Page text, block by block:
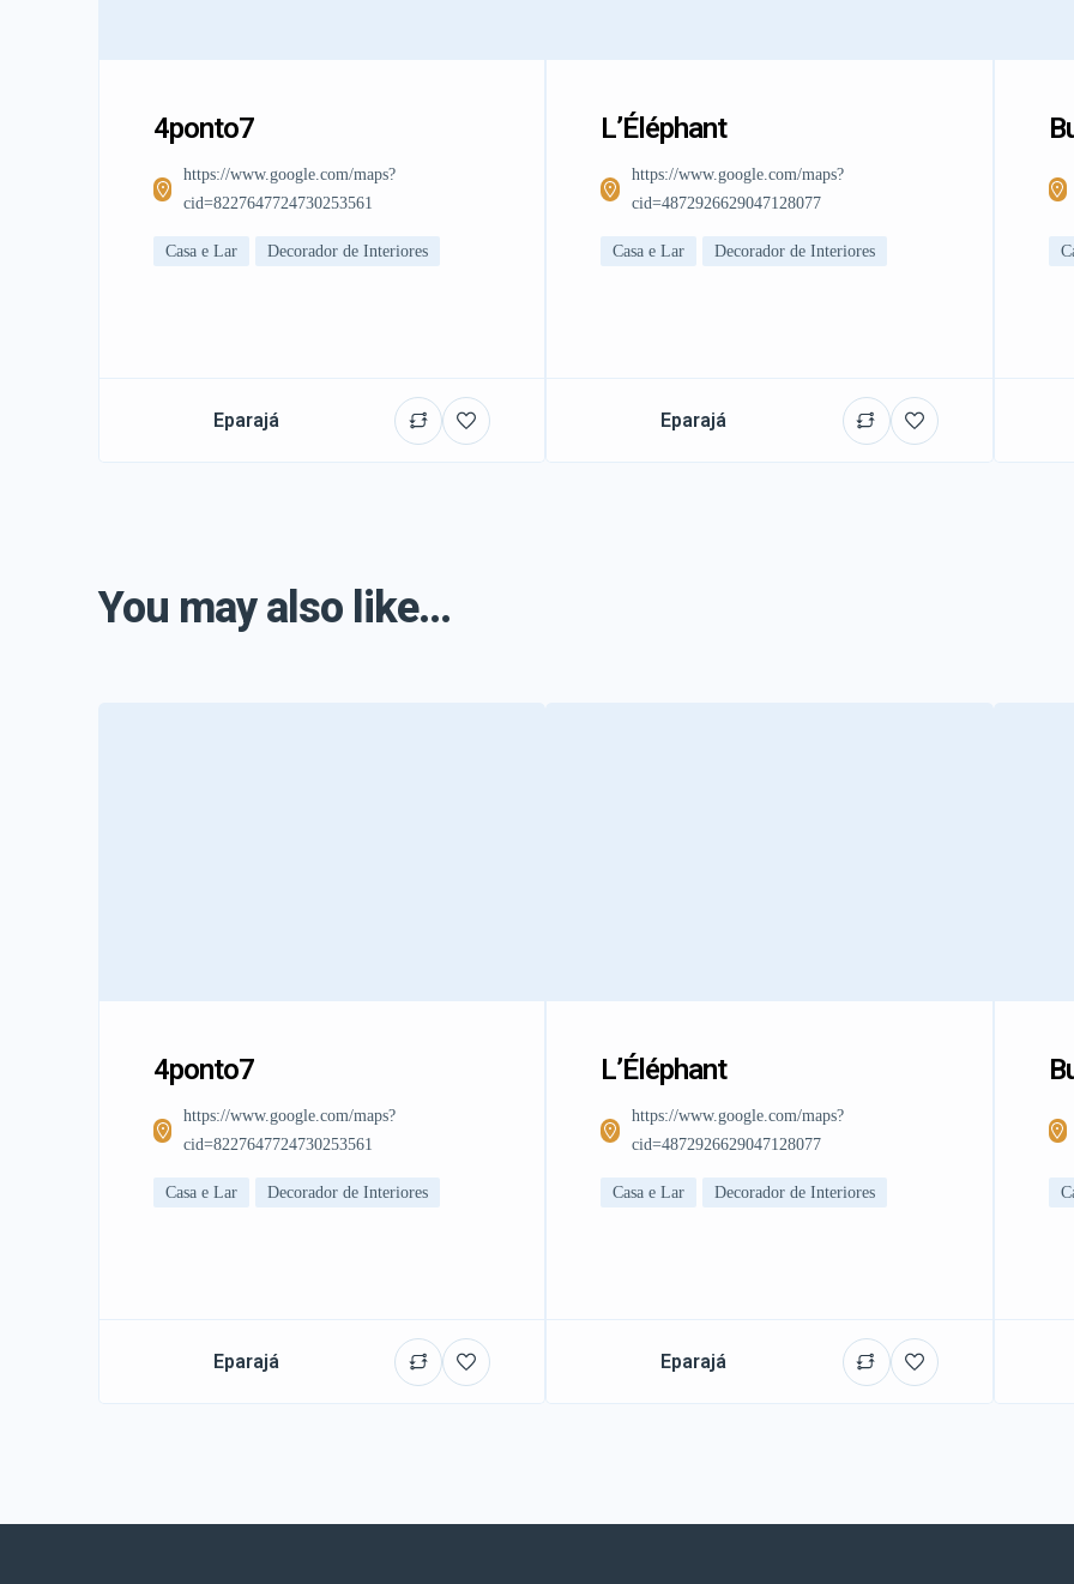
4ponto7
https://www.google.com/maps?
cid=8227647724730253561
Casa e Lar Decorador de Interiores
Eparajá
L’Éléphant
https://www.google.com/maps?
cid=4872926629047128077
Casa e Lar Decorador de Interiores
Eparajá
You may also like...
4ponto7
https://www.google.com/maps?
cid=8227647724730253561
Casa e Lar Decorador de Interiores
Eparajá
L’Éléphant
https://www.google.com/maps?
cid=4872926629047128077
Casa e Lar Decorador de Interiores
Eparajá